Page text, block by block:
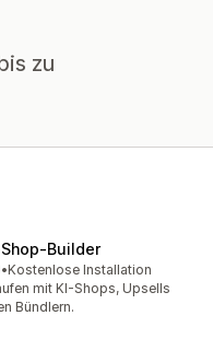
zu
insgesamt
•Kostenlose Installation
mit KI-Shops, Upsells
Bündlern.